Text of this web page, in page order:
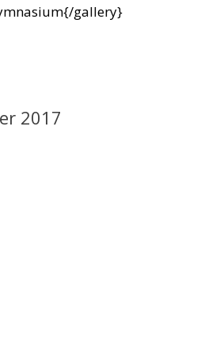
gallery}
2017